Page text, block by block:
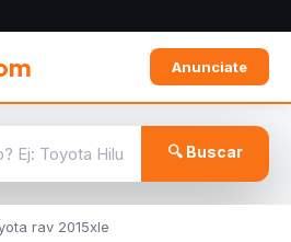
Anunciate
🔍 Buscar
rav 2015xle